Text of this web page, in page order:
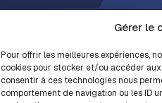
Gérer le
Pour offrir les meilleures expériences,
cookies pour stocker et/ou accéder
consentir à ces technologies nous
comportement de navigation ou les ID
Nos métiers
Nos centres d’expertises
Nos solutions
CELAD